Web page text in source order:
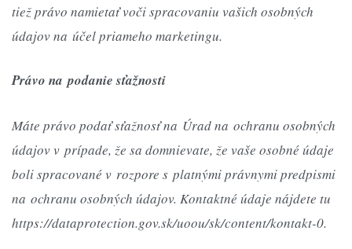
tiež právo namietať voči spracovaniu vašich osobných
údajov na účel priameho marketingu.
Právo na podanie sťažnosti
Máte právo podať sťažnosť na Úrad na ochranu osobných
údajov v prípade, že sa domnievate, že vaše osobné údaje
boli spracované v rozpore s platnými právnymi predpismi
na ochranu osobných údajov. Kontaktné údaje nájdete tu
https://dataprotection.gov.sk/uoou/sk/content/kontakt-0.